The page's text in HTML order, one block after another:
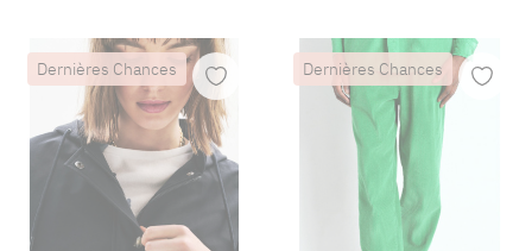
Dernières Chances Dernières Chances